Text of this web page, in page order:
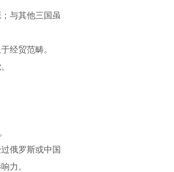
与其他三国虽未公
经贸范畴。
俄罗斯或中国。
力。